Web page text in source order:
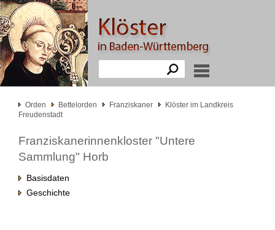
Orden Bettelorden Franziskaner
Klöster im Landkreis
Freudenstadt
Franziskanerinnenkloster "Untere
Sammlung" Horb
Basisdaten
Geschichte